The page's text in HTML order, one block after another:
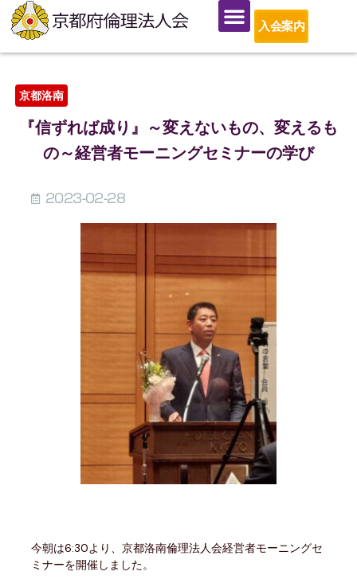
入会案内
京都洛南
『信ずれば成り』～変えないもの、変えるも
の～経営者モーニングセミナーの学び
2023-02-28
今朝は6:30より、京都洛南倫理法人会経営者モーニングセ
ミナーを開催しました。